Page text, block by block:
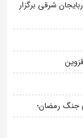
از 17 مرداد در آذربایجان شرقی برگزار
جنگ رمضان؛